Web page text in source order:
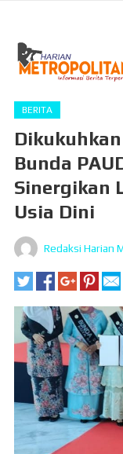
BERITA
Bunda
Sinergikan
Usia Dini
Redaksi Harian